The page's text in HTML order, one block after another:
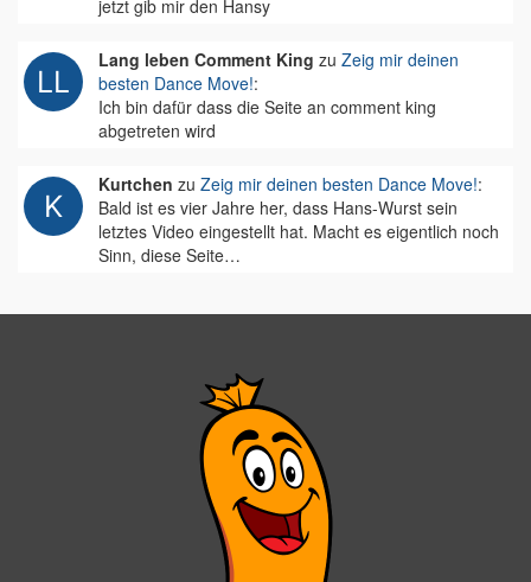
jetzt gib mir den Hansy
Lang leben Comment King zu Zeig mir deinen
besten Dance Move!:
Ich bin dafür dass die Seite an comment king
abgetreten wird
Kurtchen zu Zeig mir deinen besten Dance Move!:
Bald ist es vier Jahre her, dass Hans-Wurst sein
letztes Video eingestellt hat. Macht es eigentlich noch
Sinn, diese Seite…